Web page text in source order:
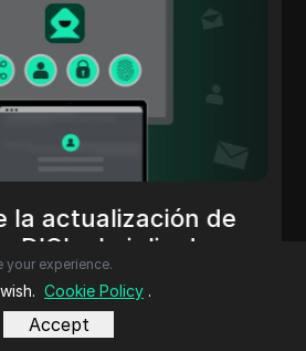
la actualización de
DICloak: julio de
de julio de DICloak brindan
más inteligente, mejores
y un mejor control del
your experience.
Cookie Policy .
Accept